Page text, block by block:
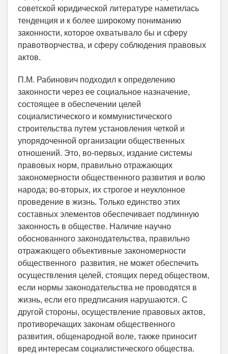
советской юридической литературе наметилась
тенденция и к более широкому пониманию
законности, которое охватывало бы и сферу
правотворчества, и сферу соблюдения правовых
актов.
П.М. Рабинович подходил к определению
законности через ее социальное назначение,
состоящее в обеспечении целей
социалистического и коммунистического
строительства путем установления четкой и
упорядоченной организации общественных
отношений. Это, во-первых, издание системы
правовых норм, правильно отражающих
закономерности общественного развития и волю
народа; во-вторых, их строгое и неуклонное
проведение в жизнь. Только единство этих
составных элементов обеспечивает подлинную
законность в обществе. Наличие научно
обоснованного законодательства, правильно
отражающего объективные закономерности
общественного развития, не может обеспечить
осуществления целей, стоящих перед обществом,
если нормы законодательства не проводятся в
жизнь, если его предписания нарушаются. С
другой стороны, осуществление правовых актов,
противоречащих законам общественного
развития, общенародной воле, также приносит
вред интересам социалистического общества.